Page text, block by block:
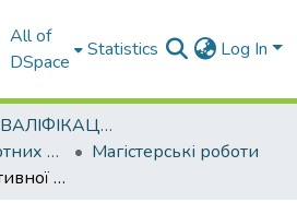
All of
DSpace
Statistics Log In
ВИПУСКНІ КВАЛІФІКАЦІЙНІ РОБОТИ
Кафедра транспортних технологій
Магістерські роботи
Визначення ефективної технології транспортного обслуговування магазинів в умовах невизначеного попиту